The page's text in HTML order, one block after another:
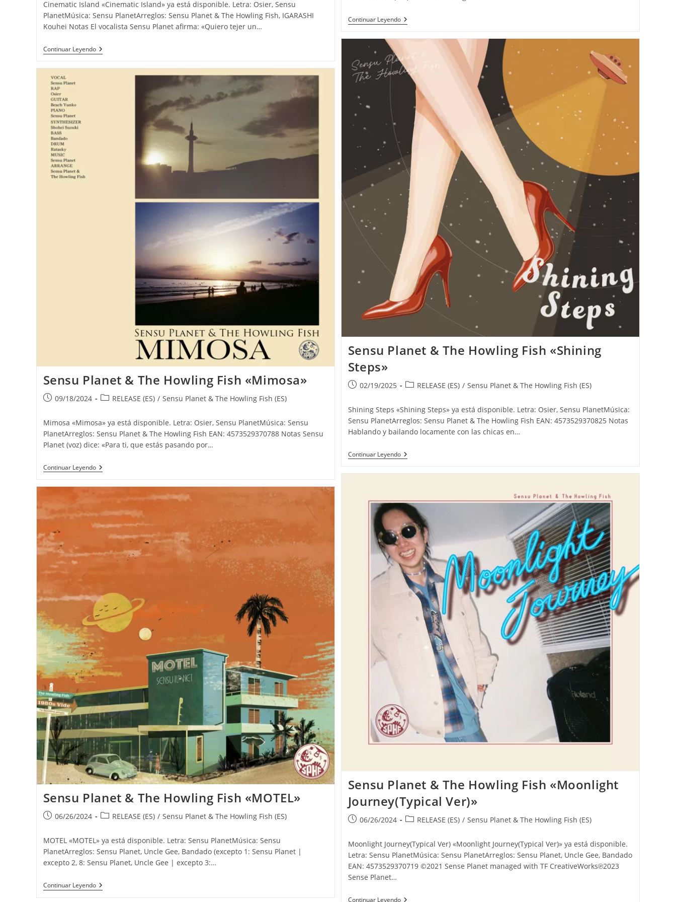
entrada:
Cinematic Island «Cinematic Island» ya está disponible. Letra: Osier, Sensu
PlanetMúsica: Sensu PlanetArreglos: Sensu Planet & The Howling Fish, IGARASHI
Kouhei Notas El vocalista Sensu Planet afirma: «Quiero tejer un…
Continuar LeyendoSensu Planet & The Howling Fish
«Cinematic
Continuar LeyendoSensu
Planet
Fish
«Magic
Veil»
Sensu Planet & The Howling Fish «Shining
Steps»
Publicación
la
entrada:
02/19/2025
Categoría
la
entrada:
RELEASE (ES) / Sensu Planet & The Howling Fish (ES)
Shining Steps «Shining Steps» ya está disponible. Letra: Osier, Sensu PlanetMúsica:
Sensu PlanetArreglos: Sensu Planet & The Howling Fish EAN: 4573529370825 Notas
Hablando y bailando locamente con las chicas en…
Continuar LeyendoSensu Planet & The Howling Fish
«Shining
Sensu Planet & The Howling Fish «Mimosa»
Publicación
la
entrada:
09/18/2024
Categoría
entrada:
RELEASE (ES) / Sensu Planet & The Howling Fish (ES)
Mimosa «Mimosa» ya está disponible. Letra: Osier, Sensu PlanetMúsica: Sensu
PlanetArreglos: Sensu Planet & The Howling Fish EAN: 4573529370788 Notas Sensu
Planet (voz) dice: «Para ti, que estás pasando por…
Continuar LeyendoSensu Planet & The Howling Fish
«Mimosa»
Sensu Planet & The Howling Fish «Moonlight
Journey(Typical Ver)»
Publicación
la
entrada:
06/26/2024
Categoría
la
entrada:
RELEASE (ES) / Sensu Planet & The Howling Fish (ES)
Moonlight Journey(Typical Ver) «Moonlight Journey(Typical Ver)» ya está disponible.
Letra: Sensu PlanetMúsica: Sensu PlanetArreglos: Sensu Planet, Uncle Gee, Bandado
EAN: 4573529370719 ©2021 Sense Planet managed with TF CreativeWorks℗2023
Sense Planet…
Continuar LeyendoSensu Planet & The Howling Fish
Sensu Planet & The Howling Fish «MOTEL»
Publicación
la
entrada:
06/26/2024
Categoría
la
entrada:
RELEASE (ES) / Sensu Planet & The Howling Fish (ES)
MOTEL «MOTEL» ya está disponible. Letra: Sensu PlanetMúsica: Sensu
PlanetArreglos: Sensu Planet, Uncle Gee, Bandado (excepto 1: Sensu Planet |
excepto 2, 8: Sensu Planet, Uncle Gee | excepto 3:…
Continuar LeyendoSensu Planet & The Howling Fish
«MOTEL»